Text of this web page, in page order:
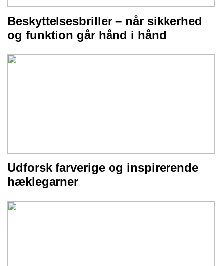
Beskyttelsesbriller – når sikkerhed
og funktion går hånd i hånd
Udforsk farverige og inspirerende
hæklegarner